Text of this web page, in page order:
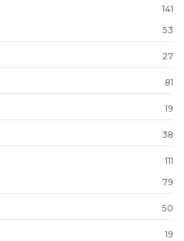
141
53
27
81
19
38
111
79
50
19